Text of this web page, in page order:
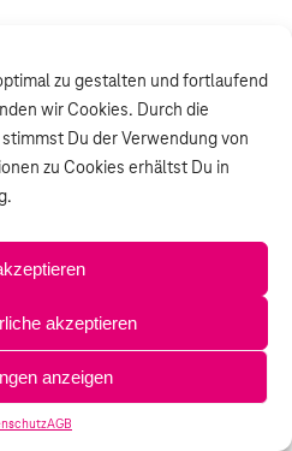
zu gestalten und fortlaufend
wir Cookies. Durch die
Du der Verwendung von
zu Cookies erhältst Du in
akzeptieren
anzeigen
AGB